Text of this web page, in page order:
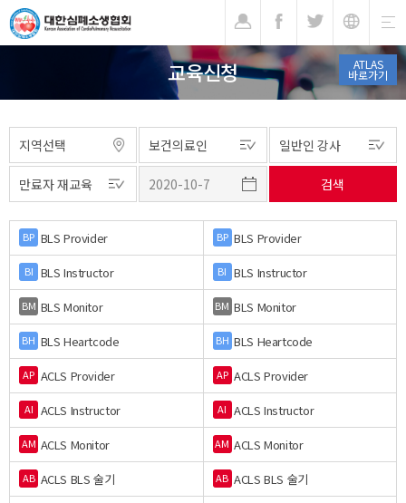
ATLAS
바로가기
교육신청
BP BLS Provider BP BLS Provider
BI BLS Instructor BI BLS Instructor
BM BLS Monitor BM BLS Monitor
BH BLS Heartcode BH BLS Heartcode
AP ACLS Provider AP ACLS Provider
AI ACLS Instructor AI ACLS Instructor
AM ACLS Monitor AM ACLS Monitor
AB ACLS BLS 술기 AB ACLS BLS 술기